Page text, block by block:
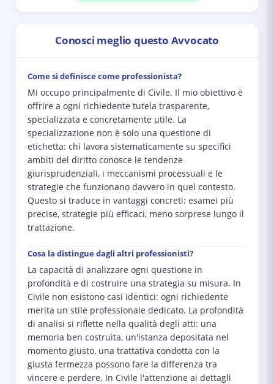
Conosci meglio questo Avvocato
Come si definisce come professionista?
Mi occupo principalmente di Civile. Il mio obiettivo è
offrire a ogni richiedente tutela trasparente,
specializzata e concretamente utile. La
specializzazione non è solo una questione di
etichetta: chi lavora sistematicamente su specifici
ambiti del diritto conosce le tendenze
giurisprudenziali, i meccanismi processuali e le
strategie che funzionano davvero in quel contesto.
Questo si traduce in vantaggi concreti: esamei più
precise, strategie più efficaci, meno sorprese lungo il
trattazione.
Cosa la distingue dagli altri professionisti?
La capacità di analizzare ogni questione in
profondità e di costruire una strategia su misura. In
Civile non esistono casi identici: ogni richiedente
merita un stile professionale dedicato. La profondità
di analisi si riflette nella qualità degli atti: una
memoria ben costruita, un'istanza depositata nel
momento giusto, una trattativa condotta con la
giusta fermezza possono fare la differenza tra
vincere e perdere. In Civile l'attenzione ai dettagli